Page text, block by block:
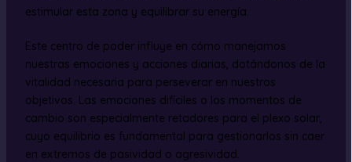
estimular esta zona y equilibrar su energía.
Este centro de poder influye en cómo manejamos
nuestras emociones y acciones diarias, dotándonos de la
vitalidad necesaria para perseverar en nuestros
objetivos. Las emociones difíciles o los momentos de
cambio son especialmente retadores para el plexo solar,
cuyo equilibrio es fundamental para gestionarlos sin caer
en extremos de pasividad o agresividad.